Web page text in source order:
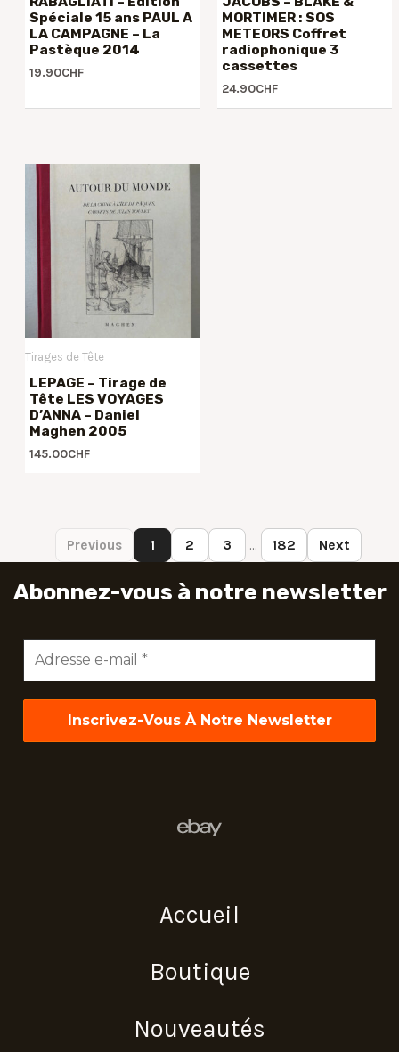
Spéciale 15 ans PAUL A
LA CAMPAGNE – La
Pastèque 2014
19.90CHF
MORTIMER : SOS
METEORS Coffret
radiophonique 3
cassettes
24.90CHF
Tirages de Tête
LEPAGE – Tirage de
Tête LES VOYAGES
D’ANNA – Daniel
Maghen 2005
145.00CHF
Previous 1 2 3 … 182 Next
Abonnez-vous à notre newsletter
mail
*
Accueil
Boutique
Nouveautés